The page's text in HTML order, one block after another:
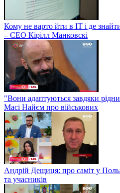
Кому не варто йти в IT і де
– СЕО Кірілл Манковскі
"Вони адаптуються завдяки
Масі Найєм про військових
Андрій Дещиця: про саміт у
та учасників